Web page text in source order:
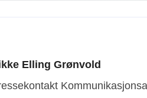
Elling Grønvold